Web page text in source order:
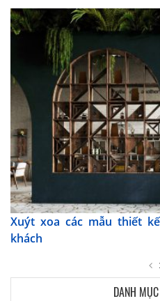
Xuýt xoa các mẫu thiết
khách
DANH